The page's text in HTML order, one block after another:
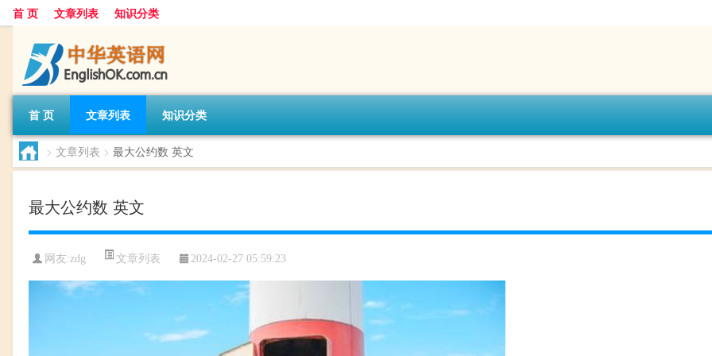
首 页 文章列表 知识分类
首 页 文章列表 知识分类
> 文章列表 > 最大公约数 英文
最大公约数 英文
网友:zdg 文章列表 2024-02-27 05:59:23